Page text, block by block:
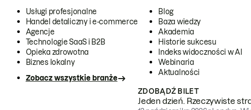
Usługi profesjonalne
Handel detaliczny i e-commerce
Agencje
Technologie SaaS i B2B
Opieka zdrowotna
Biznes lokalny
Zobacz wszystkie branże
Blog
Baza wiedzy
Akademia
Historie sukcesu
Indeks widoczności w AI
Webinaria
Aktualności
ZDOBĄDŹ BILET
Jeden dzień. Rzeczywiste